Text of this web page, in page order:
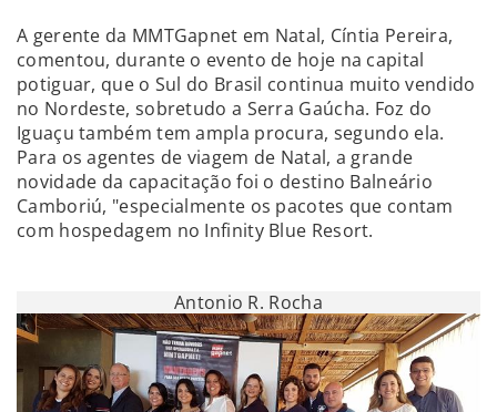
A gerente da MMTGapnet em Natal, Cíntia Pereira,
comentou, durante o evento de hoje na capital
potiguar, que o Sul do Brasil continua muito vendido
no Nordeste, sobretudo a Serra Gaúcha. Foz do
Iguaçu também tem ampla procura, segundo ela.
Para os agentes de viagem de Natal, a grande
novidade da capacitação foi o destino Balneário
Camboriú, "especialmente os pacotes que contam
com hospedagem no Infinity Blue Resort.
Antonio R. Rocha